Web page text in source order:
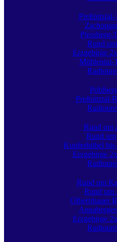
Plessberg-
Rund
Erzgebirge
Mühlental-
Preßnitztal-
Rund um
Rund
Kupferhübel
Erzgebirge
Rund um
Rund um
Olbernhauer
Erzgebirge